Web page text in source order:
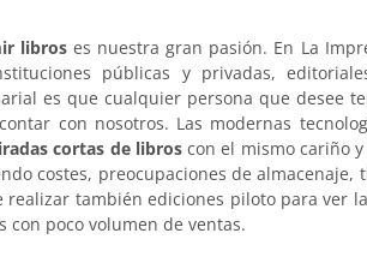
libros es nuestra gran pasión. En La
públicas y privadas,
es que cualquier persona que desee
con nosotros. Las modernas
cortas de libroscon el mismo cariño
costes, preocupaciones de
realizar también ediciones piloto para ver
con poco volumen de ventas.